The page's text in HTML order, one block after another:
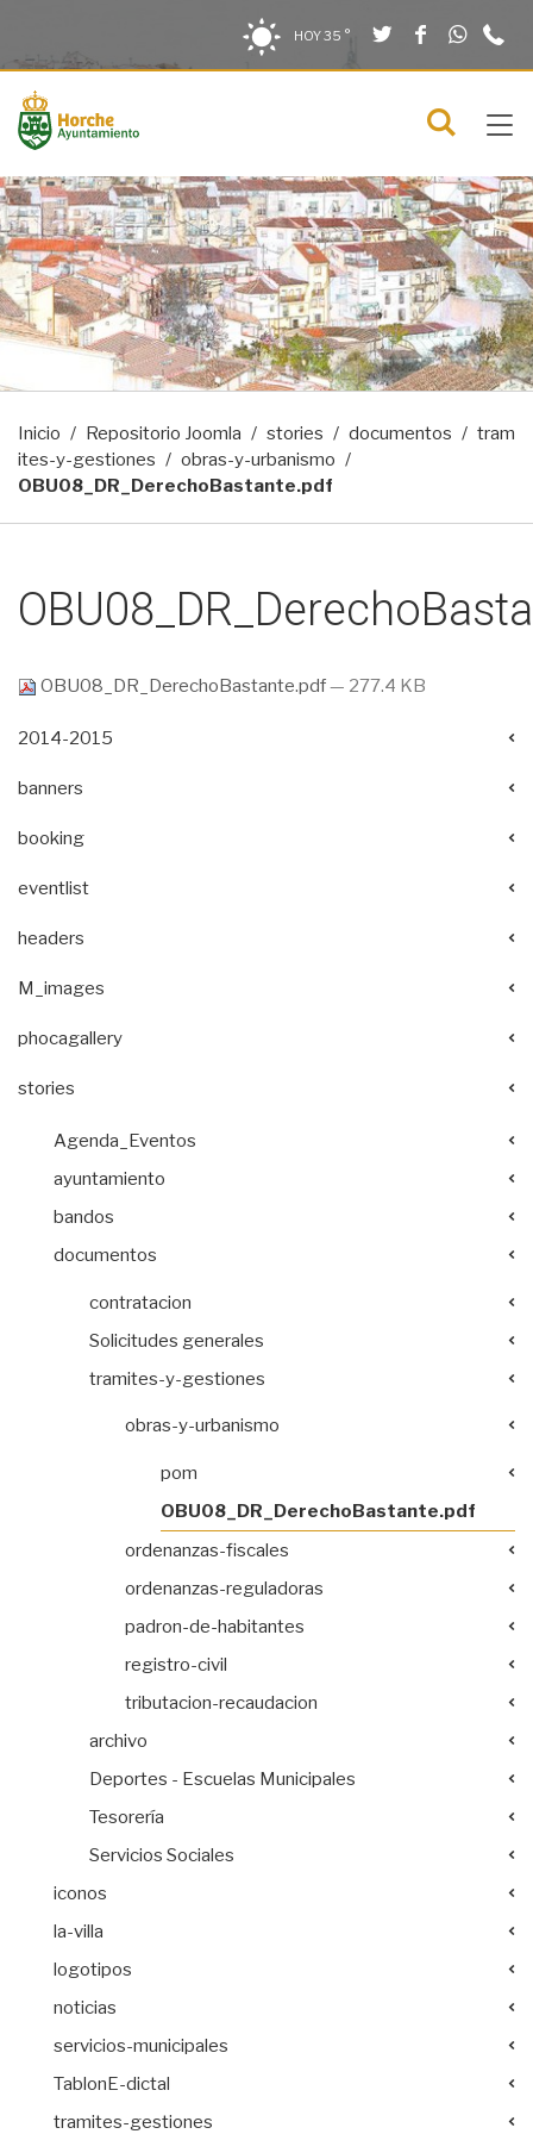
HOY35 ° TwitterFacebook
menú
Inicio Repositorio Joomla stories documentos
tram
ites-y-gestiones
obras-y-urbanismo
OBU08_DR_DerechoBastante.pdf
OBU08_DR_DerechoBastante.pdf— 277.4 KB
2014-2015
banners
booking
eventlist
headers
M_images
phocagallery
stories
Agenda_Eventos
ayuntamiento
bandos
documentos
contratacion
Solicitudes generales
tramites-y-gestiones
obras-y-urbanismo
pom
OBU08_DR_DerechoBastante.pdf
ordenanzas-fiscales
ordenanzas-reguladoras
padron-de-habitantes
registro-civil
tributacion-recaudacion
archivo
Deportes - Escuelas Municipales
Tesorería
Servicios Sociales
iconos
la-villa
logotipos
noticias
servicios-municipales
TablonE-dictal
tramites-gestiones